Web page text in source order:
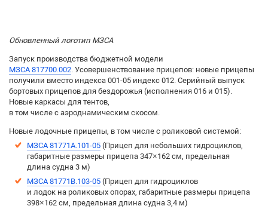
Обновленный логотип МЗСА
Запуск производства бюджетной модели
МЗСА 817700.002. Усовершенствование прицепов: новые прицепы
получили вместо индекса 001-05 индекс 012. Серийный выпуск
бортовых прицепов для бездорожья (исполнения 016 и 015).
Новые каркасы для тентов,
в том числе с аэроднамическим скосом.
Новые лодочные прицепы, в том числе с роликовой системой:
МЗСА 81771A.101-05 (Прицеп для небольших гидроциклов,
габаритные размеры прицепа 347×162 см, предельная
длина судна 3 м)
МЗСА 81771B.103-05 (Прицеп для гидроциклов
и лодок на роликовых опорах, габаритные размеры прицепа
398×162 см, предельная длина судна 3,4 м)